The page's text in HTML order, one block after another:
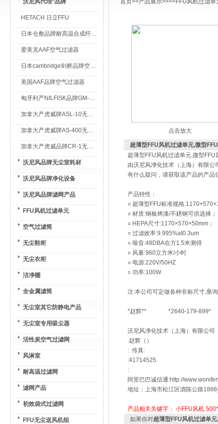
沃尼风代理*品牌
HETACH 日立FFU
日本仓敷品牌耐高温合成纤维过滤棉
爱美克AAF空气过滤器
日本cambridge剑桥品牌空气过滤器
美国AAF品牌空气过滤器
匈牙利产NILFISK品牌GM-80无尘室专用吸尘器
加拿大产虎威牌ASL-10无尘室专用吸尘器
加拿大产虎威牌AS-400无尘室专用吸尘器
加拿大产虎威品牌CR-1无尘室专用吸尘器
沃尼风品牌无尘室耗材
沃尼风品牌净化设备
沃尼风品牌滤网产品
FFU风机过滤单元
空气过滤筒
无尘鞋柜
无尘衣柜
洁净棚
全金属滤筒
无尘室其它防静电产品
无尘室专用吸尘器
活性炭空气过滤网
风淋室
耐高温过滤网
滤网产品
初效袋式过滤网
FFU无尘送风机组
首页>>产品展示>>>>FFU风机过滤单
点击放大
超薄型FFU风机过滤单元,微型
超薄型FFU风机过滤单元,微型FFU
由沃尼风净化技术（上海）有限
有什么疑问，请获取该产品的产品
产品特性：
○ 超薄型FFU标准规格
○ 材质:钢板烤漆/不銹钢可供选择；
○ HEPA尺寸:1170×570×50mm；
○ 过滤效率:9.995%at0.3um
○ 噪音:48DBA在方1.5米测得
○ 风量:960立方米/小时
○ 电源:220V/50HZ
○ 功率:100W
注:本公司可定做各种非标尺寸,垂
*赵辉** *2640-179-899*
沃尼风净化技术（上海）有限公司
:赵辉（）
: 传真:
:41714525
:
阿里巴巴诚信通:http://
地址：上海市松江区泗陈公路
产品相关关键字： 小FFU风机
如果你对超薄型FFU风机过滤单